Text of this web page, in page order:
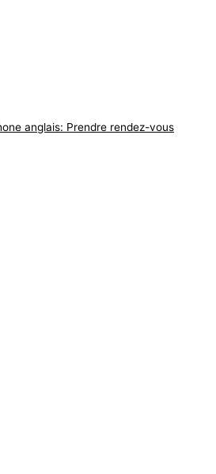
anglais: Prendre rendez-vous